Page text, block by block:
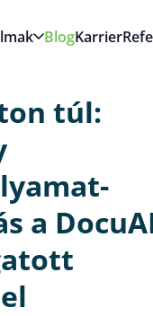
BlogKarrier
túl:
a